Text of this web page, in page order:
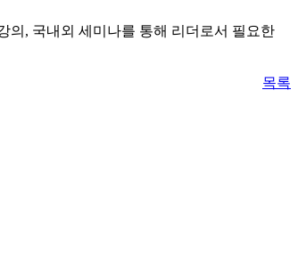
의, 국내외 세미나를 통해 리더로서 필요한
목록